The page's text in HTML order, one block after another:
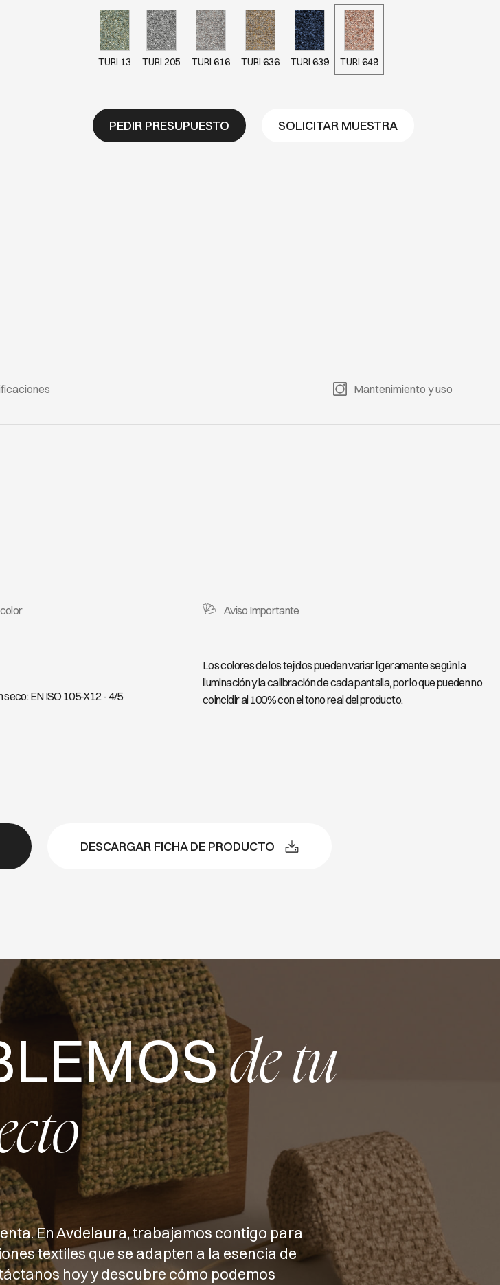
TURI 13 TURI 205 TURI 616 TURI 636 TURI 639 TURI 649
PEDIR PRESUPUESTO SOLICITAR MUESTRA
Mantenimiento y uso
EN ISO 105-X12 - 4/5
Aviso Importante
Los colores de los tejidos pueden variar ligeramente según la
iluminación y la calibración de cada pantalla, por lo que pueden no
coincidir al 100% con el tono real del producto.
DESCARGAR FICHA DE PRODUCTO
de tu
En Avdelaura, trabajamos contigo para
textiles que se adapten a la esencia de
hoy y descubre cómo podemos